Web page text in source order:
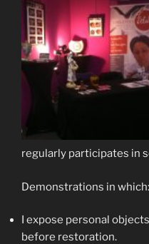
regularly participates in
Demonstrations in which:
I expose personal
before restoration.